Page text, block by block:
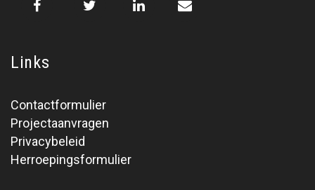
Links
Contactformulier
Projectaanvragen
Privacybeleid
Herroepingsformulier